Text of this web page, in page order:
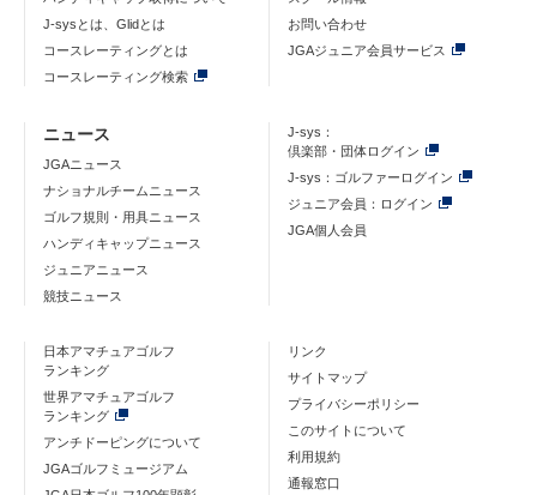
J-sysとは、Glidとは
コースレーティングとは
コースレーティング検索
お問い合わせ
JGAジュニア会員サービス
ニュース
JGAニュース
ナショナルチームニュース
ゴルフ規則・用具ニュース
ハンディキャップニュース
ジュニアニュース
競技ニュース
J-sys：
倶楽部・団体ログイン
J-sys：ゴルファーログイン
ジュニア会員：ログイン
JGA個人会員
日本アマチュアゴルフ
ランキング
世界アマチュアゴルフ
ランキング
アンチドーピングについて
JGAゴルフミュージアム
リンク
サイトマップ
プライバシーポリシー
このサイトについて
利用規約
通報窓口